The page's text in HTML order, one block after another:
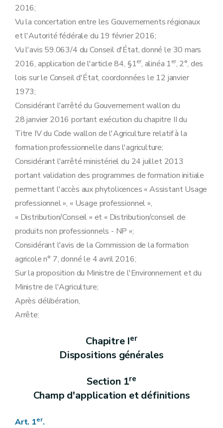
2016;
Vu la concertation entre les Gouvernements régionaux
et l'Autorité fédérale du 19 février 2016;
Vu l'avis 59.063/4 du Conseil d'État, donné le 30 mars
2016, application de l'article 84, §1er, alinéa 1er, 2°, des
lois sur le Conseil d'État, coordonnées le 12 janvier
1973;
Considérant l'arrêté du Gouvernement wallon du
28 janvier 2016 portant exécution du chapitre II du
Titre IV du Code wallon de l'Agriculture relatif à la
formation professionnelle dans l'agriculture;
Considérant l'arrêté ministériel du 24 juillet 2013
portant validation des programmes de formation initiale
permettant l'accès aux phytolicences « Assistant Usage
professionnel », « Usage professionnel »,
« Distribution/Conseil » et « Distribution/conseil de
produits non professionnels - NP »;
Considérant l'avis de la Commission de la formation
agricole n° 7, donné le 4 avril 2016;
Sur la proposition du Ministre de l'Environnement et du
Ministre de l'Agriculture;
Après délibération,
Arrête:
Chapitre Ier
Dispositions générales
Section 1re
Champ d'application et définitions
Art. 1er.